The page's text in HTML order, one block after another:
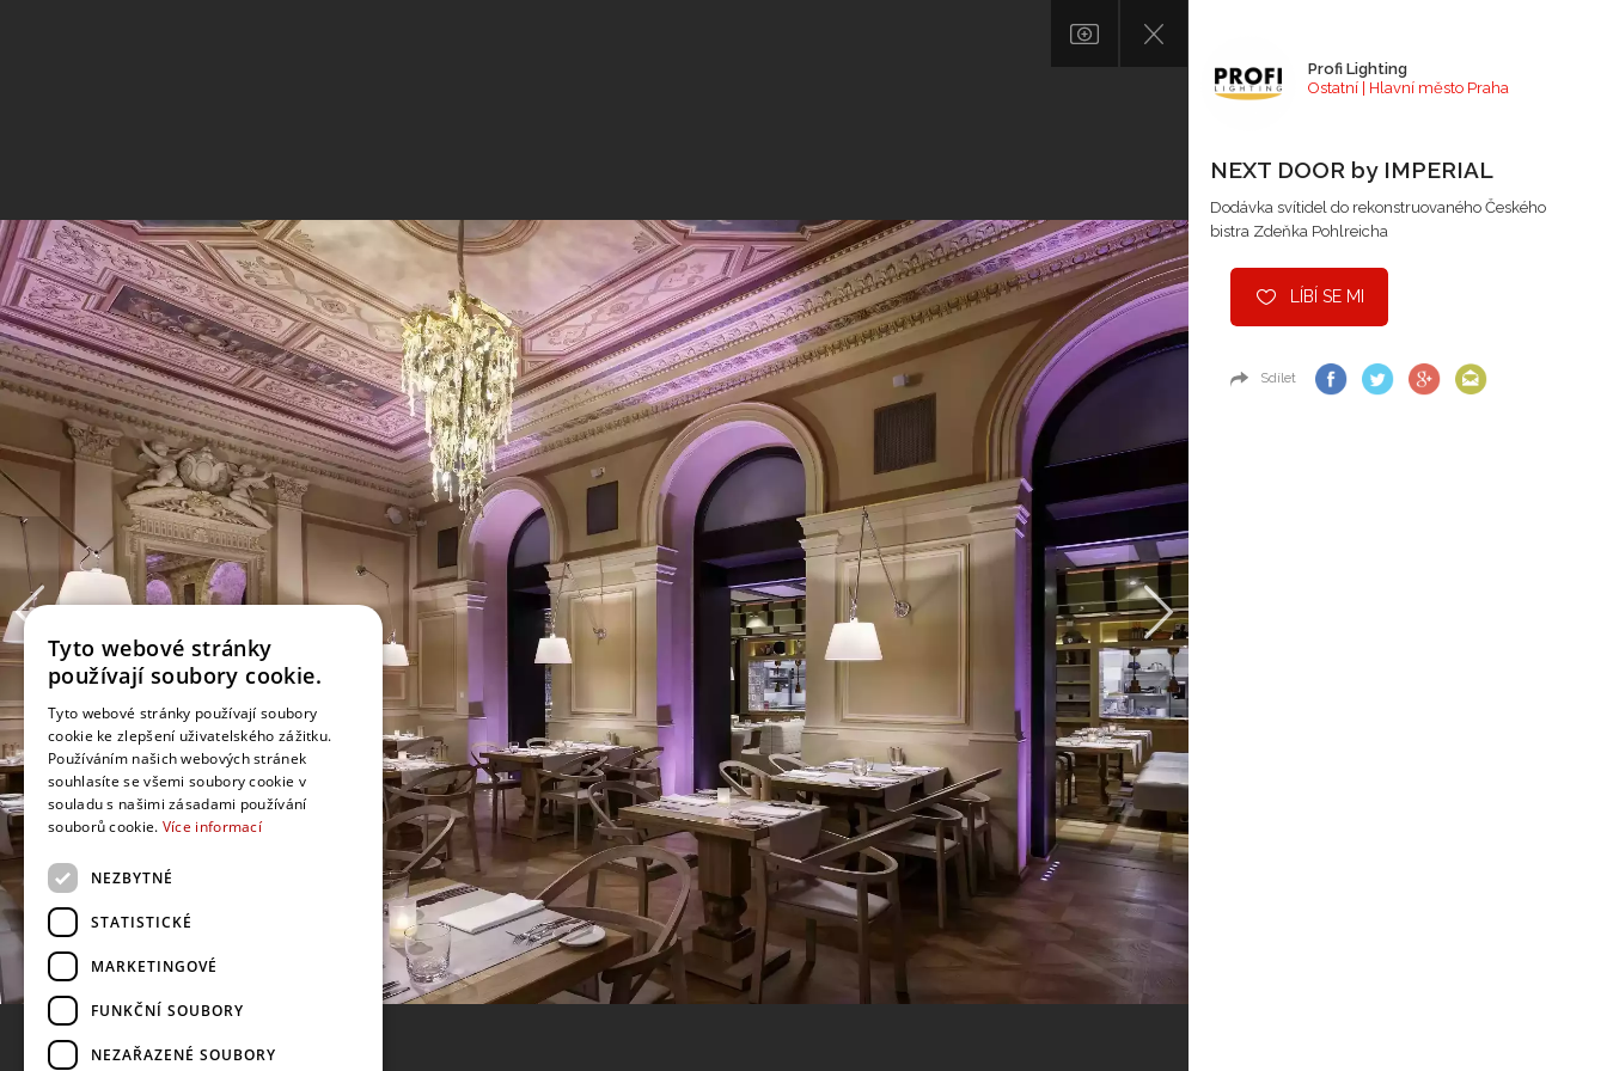
Profi Lighting
Ostatní | Hlavní město Praha
NEXT DOOR by IMPERIAL
Dodávka svítidel do rekonstruovaného Českého
bistra Zdeňka Pohlreicha
LÍBÍ SE MI
Sdílet
Tyto webové stránky
používají soubory cookie.
Tyto webové stránky používají soubory
cookie ke zlepšení uživatelského zážitku.
Používáním našich webových stránek
souhlasíte se všemi soubory cookie v
souladu s našimi zásadami používání
souborů cookie. Více informací
NEZBYTNÉ
STATISTICKÉ
MARKETINGOVÉ
FUNKČNÍ SOUBORY
NEZAŘAZENÉ SOUBORY